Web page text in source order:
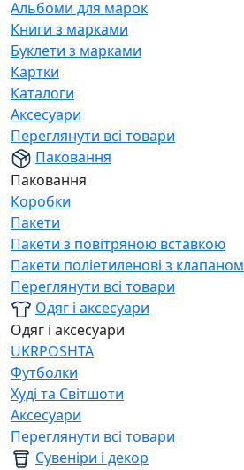
Альбоми для марок
Книги з марками
Буклети з марками
Картки
Каталоги
Аксесуари
Переглянути всі товари
Паковання
Паковання
Коробки
Пакети
Пакети з повітряною вставкою
Пакети поліетиленові з клапаном
Переглянути всі товари
Одяг і аксесуари
Одяг і аксесуари
UKRPOSHTA
Футболки
Худі та Світшоти
Аксесуари
Переглянути всі товари
Сувеніри і декор